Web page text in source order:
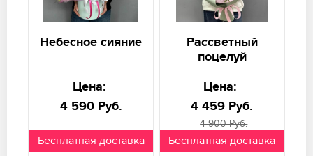
Небесное сияние
Цена:
4 590 Руб.
Бесплатная доставка
Рассветный
поцелуй
Цена:
4 459 Руб.
4 900 Руб.
Бесплатная доставка